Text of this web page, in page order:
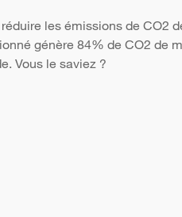
les émissions de CO2
génère 84% de CO2 de
Vous le saviez ?